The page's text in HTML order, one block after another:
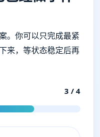
。你可以只完成最紧
来，等状态稳定后再
3 / 4